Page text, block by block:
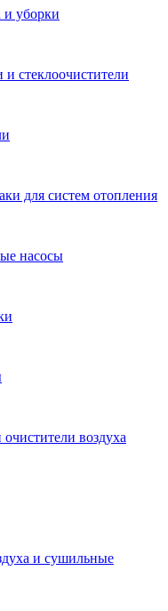
и уборки
стеклоочистители
для систем отопления
насосы
воздуха
и сушильные